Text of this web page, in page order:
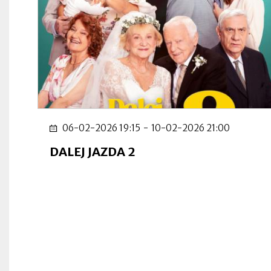
06-02-2026 19:15 - 10-02-2026 21:00
DALEJ JAZDA 2